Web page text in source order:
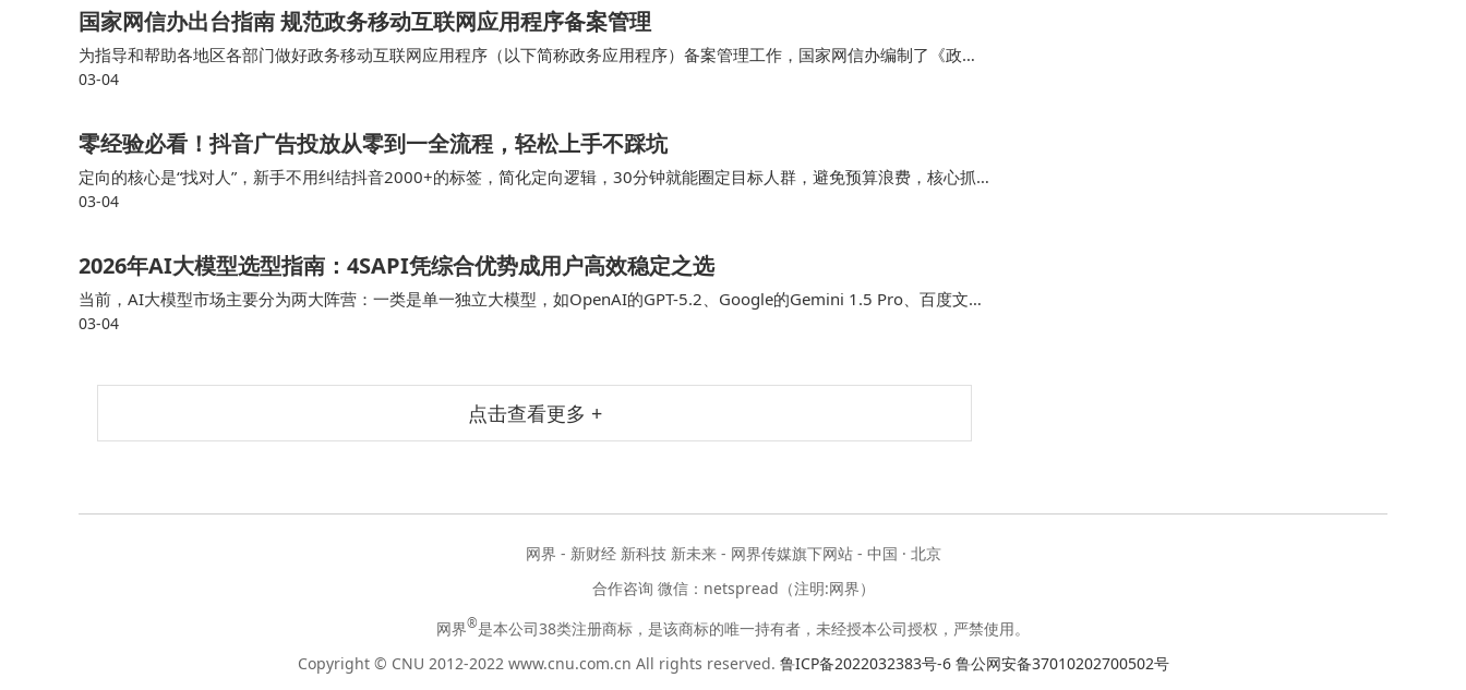
国家网信办出台指南 规范政务移动互联网应用程序备案管理
为指导和帮助各地区各部门做好政务移动互联网应用程序（以下简称政务应用程序）备案管理工作，国家网信办编制了《政务
移动互联网应用程序备案工作指南（第一版）》，对政务应用程序备案管理的方式、流程和材料等作出了说明。…
03-04
零经验必看！抖音广告投放从零到一全流程，轻松上手不踩坑
定向的核心是“找对人”，新手不用纠结抖音2000+的标签，简化定向逻辑，30分钟就能圈定目标人群，避免预算浪费，核心抓3
个简单维度，不用额外设置复杂参数。2. 不设置复杂参数：前期所有复杂设置（比如出价策…
03-04
2026年AI大模型选型指南：4SAPI凭综合优势成用户高效稳定之选
当前，AI大模型市场主要分为两大阵营：一类是单一独立大模型，如OpenAI的GPT-5.2、Google的Gemini 1.5 Pro、百度文心
一言6.0、字节跳动豆包X等，这类模型在特定领域各有优势，或综…
03-04
点击查看更多 +
网界 - 新财经 新科技 新未来 - 网界传媒旗下网站 - 中国 · 北京
合作咨询 微信：netspread（注明:网界）
网界®是本公司38类注册商标，是该商标的唯一持有者，未经授本公司授权，严禁使用。
Copyright © CNU 2012-2022 www.cnu.com.cn All rights reserved. 鲁ICP备2022032383号-6 鲁公网安备37010202700502号